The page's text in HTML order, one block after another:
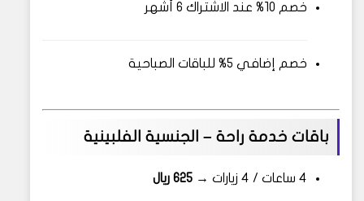
خصم 10% عند الاشتراك 6 أشهر
خصم إضافي 5% للباقات الصباحية
باقات خدمة راحة – الجنسية الفلبينية
4 ساعات / 4 زيارات → 625 ريال